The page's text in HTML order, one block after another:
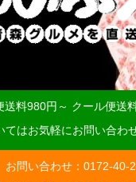
送料980円～ クール便送
てはお気軽にお問い合わ
お問い合わせ：0172-40-